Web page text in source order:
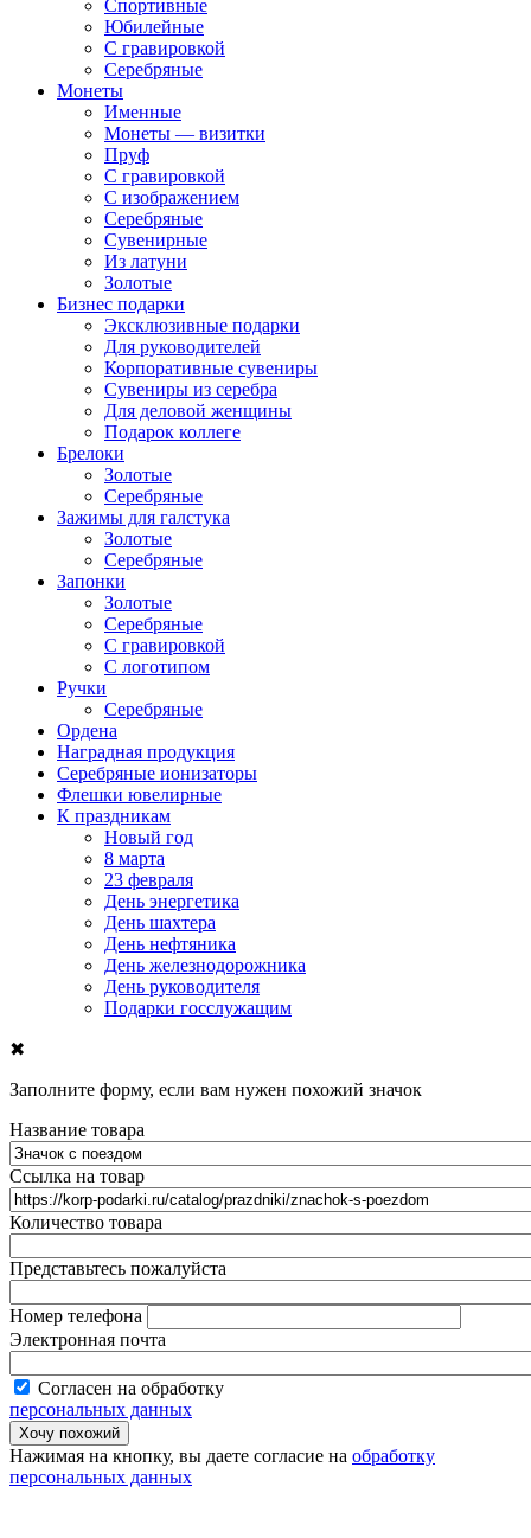
Спортивные
Юбилейные
С гравировкой
Серебряные
Монеты
Именные
Монеты — визитки
Пруф
С гравировкой
С изображением
Серебряные
Сувенирные
Из латуни
Золотые
Бизнес подарки
Эксклюзивные подарки
Для руководителей
Корпоративные сувениры
Сувениры из серебра
Для деловой женщины
Подарок коллеге
Брелоки
Золотые
Серебряные
Зажимы для галстука
Золотые
Серебряные
Запонки
Золотые
Серебряные
С гравировкой
С логотипом
Ручки
Серебряные
Ордена
Наградная продукция
Серебряные ионизаторы
Флешки ювелирные
К праздникам
Новый год
8 марта
23 февраля
День энергетика
День шахтера
День нефтяника
День железнодорожника
День руководителя
Подарки госслужащим
✖
Заполните форму, если вам нужен похожий значок
Название товара
Ссылка на товар
Количество товара
Представьтесь пожалуйста
Номер телефона
Электронная почта
Согласен на обработку
персональных данных
Нажимая на кнопку, вы даете согласие на обработку
персональных данных